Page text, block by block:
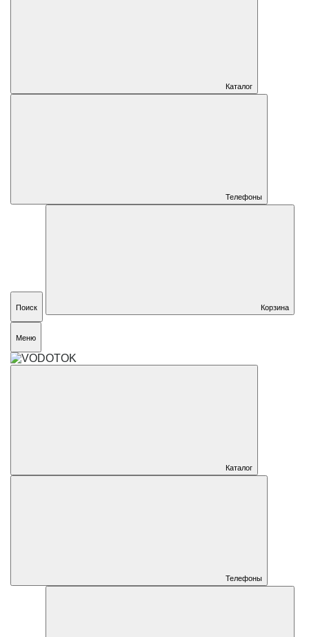
Каталог
Телефоны
Поиск Корзина
Меню
Каталог
Телефоны